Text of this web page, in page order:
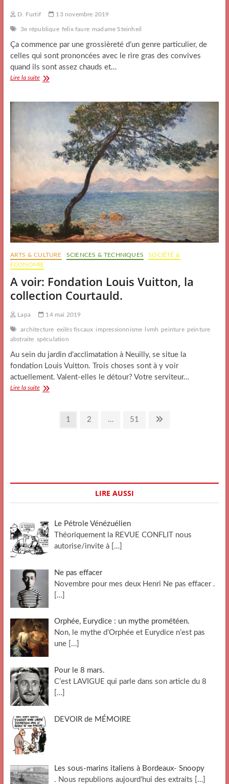
D. Furtif 13 novembre 2019
3e république felix faure madame Steinheil
Ça commence par une grossièreté d’un genre particulier, de
celles qui sont prononcées avec le rire gras des convives
quand ils sont assez chauds et…
Lire la suiteDu
parcours
incendiaire
funèbre
ARTS & CULTURE SCIENCES & TECHNIQUES
SOCIÉTÉ &
ECONOMIE
A voir: Fondation Louis Vuitton, la
collection Courtauld.
Lapa 14 mai 2019
architecture exilés fiscaux impressionnisme lvmh peinture peinture
abstraite spéculation
Au sein du jardin d’acclimatation à Neuilly, se situe la
fondation Louis Vuitton. Trois choses sont à y voir
actuellement. Valent-elles le détour? Votre serviteur…
Lire la suiteA
PaginationPage
1 Page
2 … Page
51
Next
LIRE AUSSI
Le Pétrole Vénézuélien
Théoriquement la REVUE CONFLIT nous
autorise/invite à
[…]
Ne pas effacer
Novembre pour mes deux Henri Ne pas effacer .
[…]
Orphée, Eurydice : un mythe prométéen.
Non, le mythe d’Orphée et Eurydice n’est pas
une
[…]
Pour le 8 mars.
C’est LAVIGUE qui parle dans son article du 8
[…]
DEVOIR de MÉMOIRE
Les sous-marins italiens à Bordeaux- Snoopy
. Nous republions aujourd’hui des extraits
[…]